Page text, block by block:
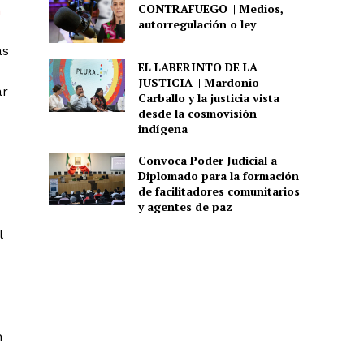
CONTRAFUEGO || Medios,
autorregulación o ley
EL LABERINTO DE LA
JUSTICIA || Mardonio
Carballo y la justicia vista
desde la cosmovisión
indígena
Convoca Poder Judicial a
Diplomado para la formación
de facilitadores comunitarios
y agentes de paz